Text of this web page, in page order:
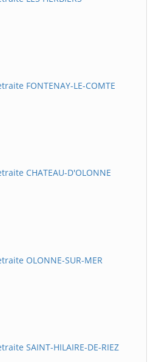
FONTENAY-LE-COMTE
CHATEAU-D'OLONNE
OLONNE-SUR-MER
SAINT-HILAIRE-DE-RIEZ